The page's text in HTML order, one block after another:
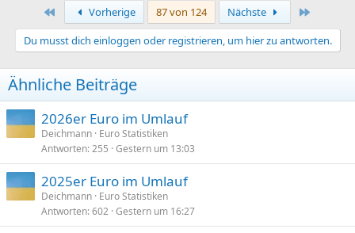
t
o
n
e
n
:
Erste Vorherige 87 von 124 Nächste
Du musst dich einloggen oder registrieren, um hier zu antworten.
Ähnliche Beiträge
2026er Euro im Umlauf
Deichmann Euro Statistiken
Antworten 255 Gestern um 13:03
2025er Euro im Umlauf
Deichmann Euro Statistiken
Antworten 602 Gestern um 16:27